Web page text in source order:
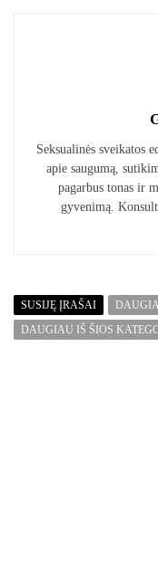
Seksualinės sveikatos
apie saugumą,
pagarbus tonas ir
gyvenimą.
SUSIJĘ ĮRAŠAI
DAUGIAU IŠ ŠIOS